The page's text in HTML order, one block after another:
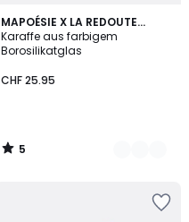
MAPOÉSIE X LA REDOUTE
INTÉRIEURS
Karaffe aus farbigem
Borosilikatglas
CHF 25.95
5
/
5
2
Farben
5
/